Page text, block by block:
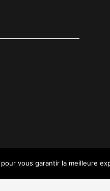
vous garantir la meilleure